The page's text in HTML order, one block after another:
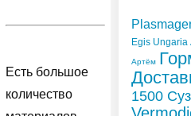
Есть большое
количество
Egis Ungaria
Артём
1500